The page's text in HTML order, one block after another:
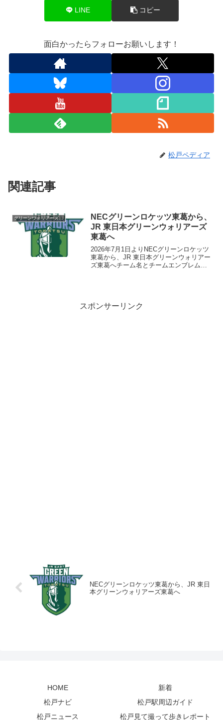
LINE コピー
面白かったらフォローお願いします！
松戸ペディア
関連記事
グリーンウォリアーズ東葛
NECグリーンロケッツ東葛から、
JR 東日本グリーンウォリアーズ
東葛へ
2026年7月1日よりNECグリーンロケッツ
東葛から、JR 東日本グリーンウォリアー
ズ東葛へチーム名とチームエンブレムが
スポンサーリンク
NECグリーンロケッツ東葛から、JR 東日
本グリーンウォリアーズ東葛へ
HOME
新着
松戸ナビ
松戸駅周辺ガイド
松戸ニュース
松戸見て撮って歩きレポート